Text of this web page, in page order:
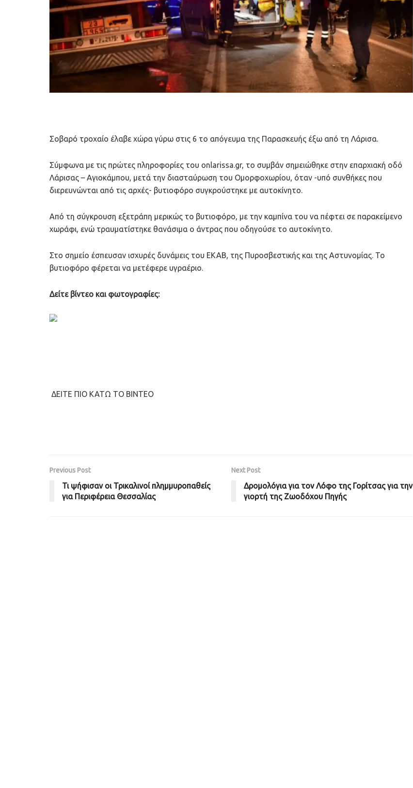
Σοβαρό τροχαίο έλαβε χώρα γύρω στις 6 το απόγευμα της Παρασκευής έξω από τη Λάρισα.
Σύμφωνα με τις πρώτες πληροφορίες του onlarissa.gr, το συμβάν σημειώθηκε στην επαρχιακή οδό
Λάρισας – Αγιοκάμπου, μετά την διασταύρωση του Ομορφοχωρίου, όταν -υπό συνθήκες που
διερευνώνται από τις αρχές- βυτιοφόρο συγκρούστηκε με αυτοκίνητο.
Από τη σύγκρουση εξετράπη μερικώς το βυτιοφόρο, με την καμπίνα του να πέφτει σε παρακείμενο
χωράφι, ενώ τραυματίστηκε θανάσιμα ο άντρας που οδηγούσε το αυτοκίνητο.
Στο σημείο έσπευσαν ισχυρές δυνάμεις του ΕΚΑΒ, της Πυροσβεστικής και της Αστυνομίας. Το
βυτιοφόρο φέρεται να μετέφερε υγραέριο.
Δείτε βίντεο και φωτογραφίες:
ΔΕΙΤΕ ΠΙΟ ΚΑΤΩ ΤΟ ΒΙΝΤΕΟ
Previous Post
Τι ψήφισαν οι Τρικαλινοί πλημμυροπαθείς
για Περιφέρεια Θεσσαλίας
Next Post
Δρομολόγια για τον Λόφο της Γορίτσας για την
γιορτή της Ζωοδόχου Πηγής